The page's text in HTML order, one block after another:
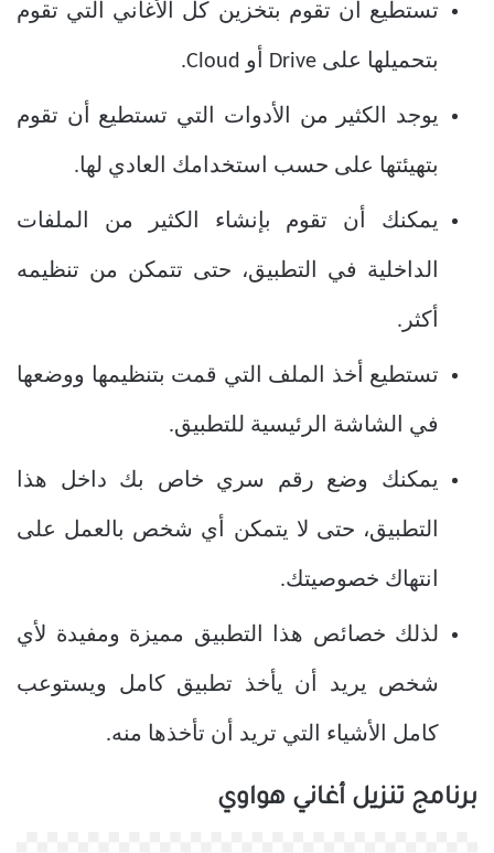
تستطيع أن تقوم بتخزين كل الأغاني التي تقوم
بتحميلها على Drive أو Cloud.
يوجد الكثير من الأدوات التي تستطيع أن تقوم
بتهيئتها على حسب استخدامك العادي لها.
يمكنك أن تقوم بإنشاء الكثير من الملفات
الداخلية في التطبيق، حتى تتمكن من تنظيمه
أكثر.
تستطيع أخذ الملف التي قمت بتنظيمها ووضعها
في الشاشة الرئيسية للتطبيق.
يمكنك وضع رقم سري خاص بك داخل هذا
التطبيق، حتى لا يتمكن أي شخص بالعمل على
انتهاك خصوصيتك.
لذلك خصائص هذا التطبيق مميزة ومفيدة لأي
شخص يريد أن يأخذ تطبيق كامل ويستوعب
كامل الأشياء التي تريد أن تأخذها منه.
برنامج تنزيل أغاني هواوي